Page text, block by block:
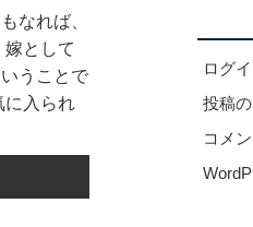
なれば、
として
うことで
に入られ
ログ
投稿の
コメ